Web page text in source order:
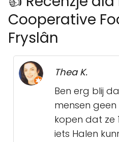
Cooperative
Fryslân
Thea K.
Ben erg blij
mensen
kopen dat ze
iets Halen